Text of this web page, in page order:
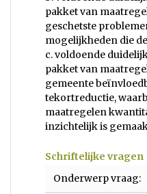
pakket van
geschetste
mogelijkheden die
c. voldoende
pakket van
gemeente
tekortreductie,
maatregelen
inzichtelijk is
Schriftelijke vragen
Onderwerp vraag: